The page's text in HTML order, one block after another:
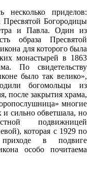
несколько приделов:
Пресвятой Богородицы
и Павла. Один из
образа Пресвятой
для которого была
монастырей в 1863
По свидетельству
было так велико»,
богомольцы из
после закрытия храма,
многие
сильно обветшала, но
подвижницей
которая с 1929 по
в подвиге
особо почитаема